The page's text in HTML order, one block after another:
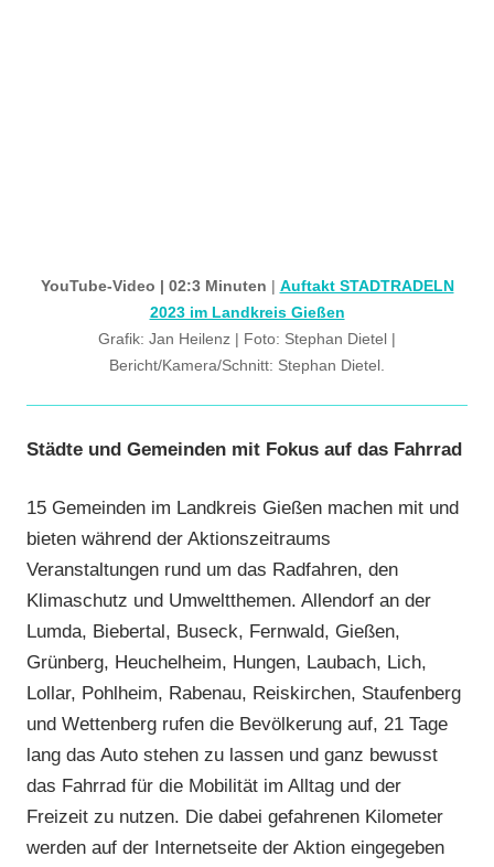
YouTube-Video | 02:3 Minuten | Auftakt STADTRADELN
2023 im Landkreis Gießen
Grafik: Jan Heilenz | Foto: Stephan Dietel |
Bericht/Kamera/Schnitt: Stephan Dietel.
Städte und Gemeinden mit Fokus auf das Fahrrad
15 Gemeinden im Landkreis Gießen machen mit und
bieten während der Aktionszeitraums
Veranstaltungen rund um das Radfahren, den
Klimaschutz und Umweltthemen. Allendorf an der
Lumda, Biebertal, Buseck, Fernwald, Gießen,
Grünberg, Heuchelheim, Hungen, Laubach, Lich,
Lollar, Pohlheim, Rabenau, Reiskirchen, Staufenberg
und Wettenberg rufen die Bevölkerung auf, 21 Tage
lang das Auto stehen zu lassen und ganz bewusst
das Fahrrad für die Mobilität im Alltag und der
Freizeit zu nutzen. Die dabei gefahrenen Kilometer
werden auf der Internetseite der Aktion eingegeben